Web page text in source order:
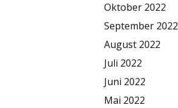
Oktober 2022
September 2022
August 2022
Juli 2022
Juni 2022
Mai 2022